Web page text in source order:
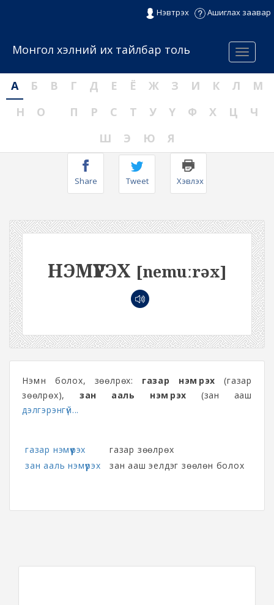
Нэвтрэх Ашиглах заавар
Menu
Монгол хэлний их тайлбар толь
А Б В Г Д Е Ё Ж З И К Л
М
Н
О П Р С Т У Ү Ф Х Ц
Ч
Ш
Э Ю Я
Share Tweet Хэвлэх
НЭМҮҮРЭХ [nemuːrəx]
Нэмүүн болох, зөөлрөх: газар нэмүүрэх (газар
зөөлрөх), зан ааль нэмүүрэх (зан ааш
дэлгэрэнгүй...
газар нэмүүрэх
газар зөөлрөх
зан ааль нэмүүрэх
зан ааш эелдэг зөөлөн болох